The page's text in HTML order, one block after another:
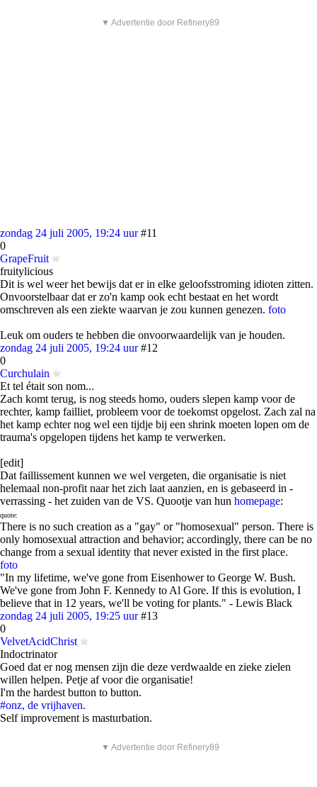
▼ Advertentie door Refinery89
zondag 24 juli 2005, 19:24 uur #11
0
GrapeFruit
fruitylicious
Dit is wel weer het bewijs dat er in elke geloofsstroming idioten zitten.
Onvoorstelbaar dat er zo'n kamp ook echt bestaat en het wordt
omschreven als een ziekte waarvan je zou kunnen genezen. foto
Leuk om ouders te hebben die onvoorwaardelijk van je houden.
zondag 24 juli 2005, 19:24 uur #12
0
Curchulain
Et tel était son nom...
Zach komt terug, is nog steeds homo, ouders slepen kamp voor de
rechter, kamp failliet, probleem voor de toekomst opgelost. Zach zal na
het kamp echter nog wel een tijdje bij een shrink moeten lopen om de
trauma's opgelopen tijdens het kamp te verwerken.
[edit]
Dat faillissement kunnen we wel vergeten, die organisatie is niet
helemaal non-profit naar het zich laat aanzien, en is gebaseerd in -
verrassing - het zuiden van de VS. Quootje van hun homepage:
quote:
There is no such creation as a "gay" or "homosexual" person. There is
only homosexual attraction and behavior; accordingly, there can be no
change from a sexual identity that never existed in the first place.
foto
"In my lifetime, we've gone from Eisenhower to George W. Bush.
We've gone from John F. Kennedy to Al Gore. If this is evolution, I
believe that in 12 years, we'll be voting for plants." - Lewis Black
zondag 24 juli 2005, 19:25 uur #13
0
VelvetAcidChrist
Indoctrinator
Goed dat er nog mensen zijn die deze verdwaalde en zieke zielen
willen helpen. Petje af voor die organisatie!
I'm the hardest button to button.
#onz, de vrijhaven.
Self improvement is masturbation.
▼ Advertentie door Refinery89